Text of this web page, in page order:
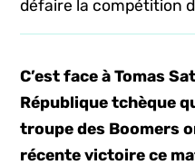
défaire la compétition
C’est face à Tomas
République tchèque
troupe des Boomers
récente victoire ce